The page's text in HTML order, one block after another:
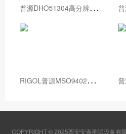
普
源DHO51304高分辨率数字示波器
R
IGOL普源MSO9402数字示波器
COPYRIGHT © 2025西安安泰测试设备有